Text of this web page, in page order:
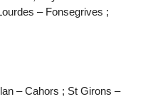
– Fonsegrives ;
– Cahors ; St Girons –